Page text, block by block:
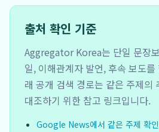
출처 확인 기준
Aggregator Korea는 단일 문장
일, 이해관계자 발언, 후속 보도
래 공개 검색 경로는 같은 주제의
대조하기 위한 참고 링크입니다.
Google News에서 같은 주제 확인